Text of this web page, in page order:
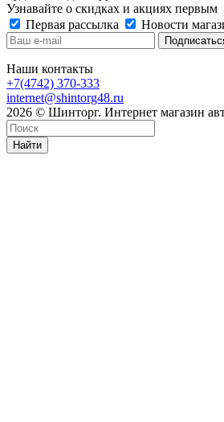
Узнавайте о скидках и акциях первым
Первая рассылка
Новости
Наши контакты
+7(4742) 370-333
internet@shintorg48.ru
2026 © Шинторг. Интернет магазин
Найти